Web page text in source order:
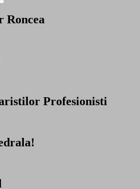
Roncea
Profesionisti